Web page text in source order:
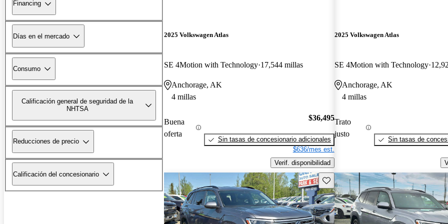
Financing
Días en el mercado
Consumo
Calificación general de seguridad de la
NHTSA
Reducciones de precio
Calificación del concesionario
2025 Volkswagen Atlas
SE 4Motion with Technology 17,544 millas
Anchorage, AK
4 millas
Buena
oferta
$36,495
Sin tasas de concesionario adicionales
$636/mes est.
Verif. disponibilidad
2025 Volkswagen Atlas
SE 4Motion with Technology
Anchorage, AK
4 millas
Trato
justo
Sin tasas de
Guarda este Aviso